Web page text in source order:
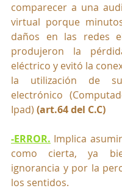
comparecer a una
virtual porque
daños en las redes
produjeron la
eléctrico y evitó la
la utilización de
electrónico
Ipad) (art.64 del C.C)
-ERROR. Implica
como cierta, ya
ignorancia y por la
los sentidos.